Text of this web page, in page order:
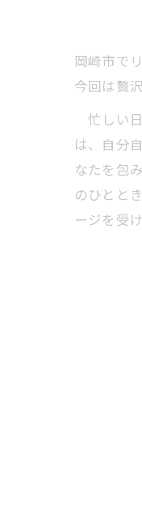
岡崎市で
今回は贅
忙しい
は、自分
なたを包
のひとと
ージを受